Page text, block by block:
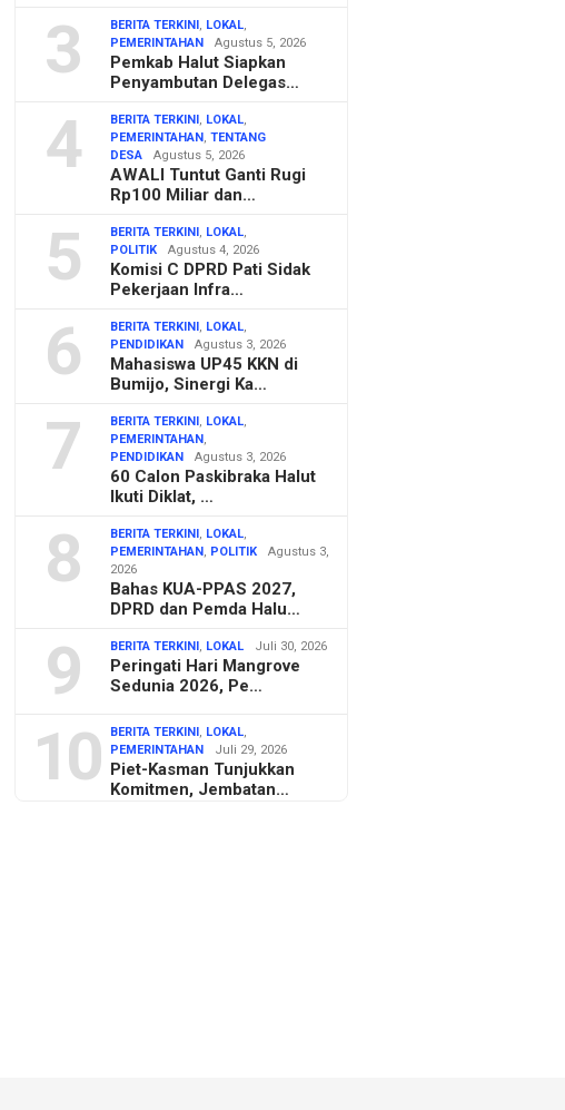
3 BERITA TERKINI , LOKAL,
PEMERINTAHAN
Agustus 5, 2026
Pemkab Halut Siapkan
Penyambutan Delegas…
4 BERITA TERKINI , LOKAL,
PEMERINTAHAN ,TENTANG
DESA
Agustus 5, 2026
AWALI Tuntut Ganti Rugi
Rp100 Miliar dan…
5 BERITA TERKINI , LOKAL,
POLITIK
Agustus 4, 2026
Komisi C DPRD Pati Sidak
Pekerjaan Infra…
6 BERITA TERKINI , LOKAL,
PENDIDIKAN
Agustus 3, 2026
Mahasiswa UP45 KKN di
Bumijo, Sinergi Ka…
7 BERITA TERKINI , LOKAL,
PEMERINTAHAN ,
PENDIDIKAN
Agustus 3, 2026
60 Calon Paskibraka Halut
Ikuti Diklat, …
8 BERITA TERKINI , LOKAL,
PEMERINTAHAN , POLITIK
Agustus 3,
2026
Bahas KUA-PPAS 2027,
DPRD dan Pemda Halu…
9 BERITA TERKINI , LOKAL Juli 30, 2026
Peringati Hari Mangrove
Sedunia 2026, Pe…
10 BERITA TERKINI , LOKAL,
PEMERINTAHAN
Juli 29, 2026
Piet-Kasman Tunjukkan
Komitmen, Jembatan…